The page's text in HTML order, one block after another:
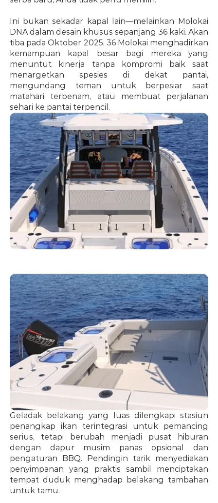
Ini bukan sekadar kapal lain—melainkan Molokai
DNA dalam desain khusus sepanjang 36 kaki. Akan
tiba pada Oktober 2025, 36 Molokai menghadirkan
kemampuan kapal besar bagi mereka yang
menuntut kinerja tanpa kompromi baik saat
menargetkan spesies di dekat pantai,
mengundang teman untuk berpesiar saat
matahari terbenam, atau membuat perjalanan
sehari ke pantai terpencil.
Geladak belakang yang luas dilengkapi stasiun
penangkap ikan terintegrasi untuk pemancing
serius, tetapi berubah menjadi pusat hiburan
dengan dapur musim panas opsional dan
pengaturan BBQ. Pendingin tarik menyediakan
penyimpanan yang praktis sambil menciptakan
tempat duduk menghadap belakang tambahan
untuk tamu.